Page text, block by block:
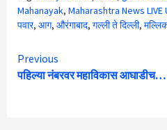
Mahanayak, Maharashtra News LIVE
पवार, आग, औरंगाबाद, गल्ली ते दिल्ली,
Continue
Previous
पहिल्या नंबरवर महाविकास आघाडीच…